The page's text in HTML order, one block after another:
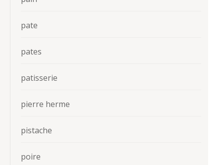
pate
pates
patisserie
pierre herme
pistache
poire